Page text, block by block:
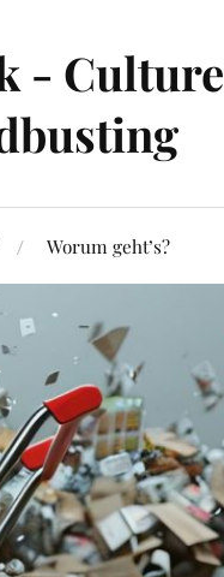
- Culture
Worum geht’s?